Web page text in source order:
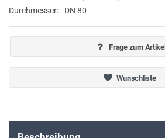
Durchmesser:
DN 80
Frage zum Artikel
Wunschliste